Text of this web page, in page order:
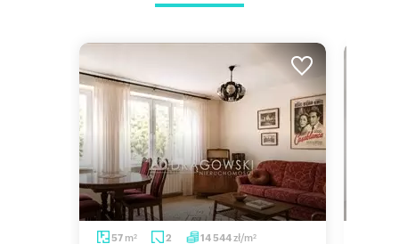
57 m2 2 14 544zł/m2